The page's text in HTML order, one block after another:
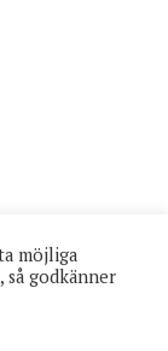
möjliga
så godkänner